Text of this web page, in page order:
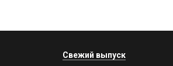
Свежий выпуск